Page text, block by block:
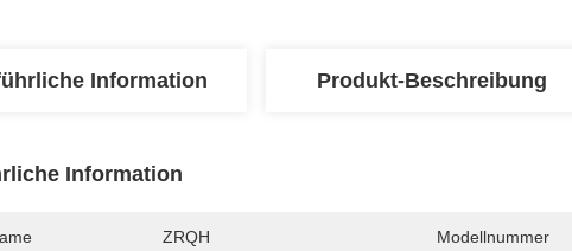
Information Produkt-Beschreibung
Information
ZRQH Modellnummer